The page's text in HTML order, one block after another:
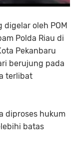
digelar oleh POM
Polda Riau di
Pekanbaru
berujung pada
terlibat
diproses hukum
batas